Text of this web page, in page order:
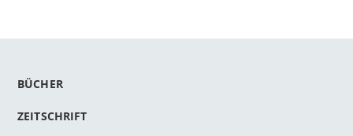
BÜCHER
ZEITSCHRIFT